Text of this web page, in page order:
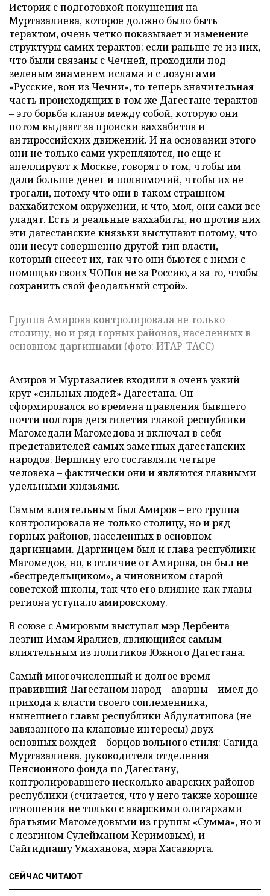
История с подготовкой покушения на
Муртазалиева, которое должно было быть
терактом, очень четко показывает и изменение
структуры самих терактов: если раньше те из них,
что были связаны с Чечней, проходили под
зеленым знаменем ислама и с лозунгами
«Русские, вон из Чечни», то теперь значительная
часть происходящих в том же Дагестане терактов
– это борьба кланов между собой, которую они
потом выдают за происки ваххабитов и
антироссийских движений. И на основании этого
они не только сами укрепляются, но еще и
апеллируют к Москве, говорят о том, чтобы им
дали больше денег и полномочий, чтобы их не
трогали, потому что они в таком страшном
ваххабитском окружении, и что, мол, они сами все
уладят. Есть и реальные ваххабиты, но против них
эти дагестанские князьки выступают потому, что
они несут совершенно другой тип власти,
который снесет их, так что они бьются с ними с
помощью своих ЧОПов не за Россию, а за то, чтобы
сохранить свой феодальный строй».
Группа Амирова контролировала не только
столицу, но и ряд горных районов, населенных в
основном даргинцами (фото: ИТАР-ТАСС)
Амиров и Муртазалиев входили в очень узкий
круг «сильных людей» Дагестана. Он
сформировался во времена правления бывшего
почти полтора десятилетия главой республики
Магомедали Магомедова и включал в себя
представителей самых заметных дагестанских
народов. Вершину его составляли четыре
человека – фактически они и являются главными
удельными князьями.
Самым влиятельным был Амиров – его группа
контролировала не только столицу, но и ряд
горных районов, населенных в основном
даргинцами. Даргинцем был и глава республики
Магомедов, но, в отличие от Амирова, он был не
«беспредельщиком», а чиновником старой
советской школы, так что его влияние как главы
региона уступало амировскому.
В союзе с Амировым выступал мэр Дербента
лезгин Имам Яралиев, являющийся самым
влиятельным из политиков Южного Дагестана.
Самый многочисленный и долгое время
правивший Дагестаном народ – аварцы – имел до
прихода к власти своего соплеменника,
нынешнего главы республики Абдулатипова (не
завязанного на клановые интересы) двух
основных вождей – борцов вольного стиля: Сагида
Муртазалиева, руководителя отделения
Пенсионного фонда по Дагестану,
контролировавшего несколько аварских районов
республики (считается, что у него также хорошие
отношения не только с аварскими олигархами
братьями Магомедовыми из группы «Сумма», но и
с лезгином Сулейманом Керимовым), и
Сайгидпашу Умаханова, мэра Хасавюрта.
СЕЙЧАС ЧИТАЮТ